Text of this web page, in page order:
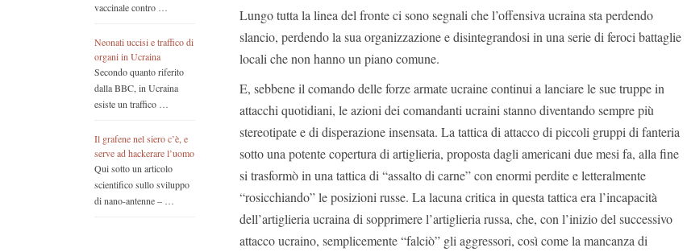
vaccinale contro …
Neonati uccisi e traffico di
organi in Ucraina
Secondo quanto riferito
dalla BBC, in Ucraina
esiste un traffico …
Il grafene nel siero c’è, e
serve ad hackerare l’uomo
Qui sotto un articolo
scientifico sullo sviluppo
di nano-antenne – …
Lungo tutta la linea del fronte ci sono segnali che l’offensiva ucraina sta perdendo
slancio, perdendo la sua organizzazione e disintegrandosi in una serie di feroci battaglie
locali che non hanno un piano comune.
E, sebbene il comando delle forze armate ucraine continui a lanciare le sue truppe in
attacchi quotidiani, le azioni dei comandanti ucraini stanno diventando sempre più
stereotipate e di disperazione insensata. La tattica di attacco di piccoli gruppi di fanteria
sotto una potente copertura di artiglieria, proposta dagli americani due mesi fa, alla fine
si trasformò in una tattica di “assalto di carne” con enormi perdite e letteralmente
“rosicchiando” le posizioni russe. La lacuna critica in questa tattica era l’incapacità
dell’artiglieria ucraina di sopprimere l’artiglieria russa, che, con l’inizio del successivo
attacco ucraino, semplicemente “falciò” gli aggressori, così come la mancanza di